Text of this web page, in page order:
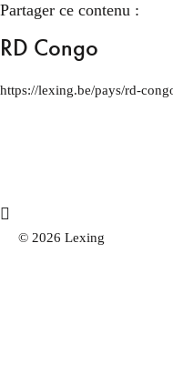
Partager ce contenu :
RD Congo
https://lexing.be/pays/rd-
© 2026 Lexing